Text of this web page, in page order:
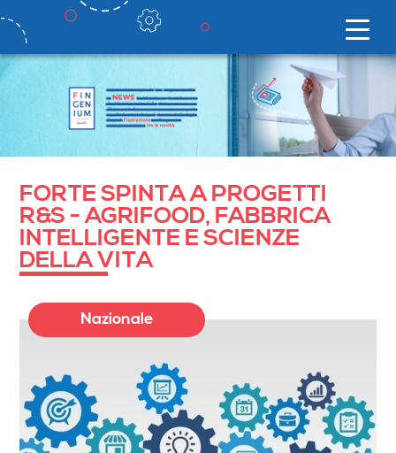
FORTE SPINTA A PROGETTI
R&S - AGRIFOOD, FABBRICA
INTELLIGENTE E SCIENZE
DELLA VITA
Nazionale